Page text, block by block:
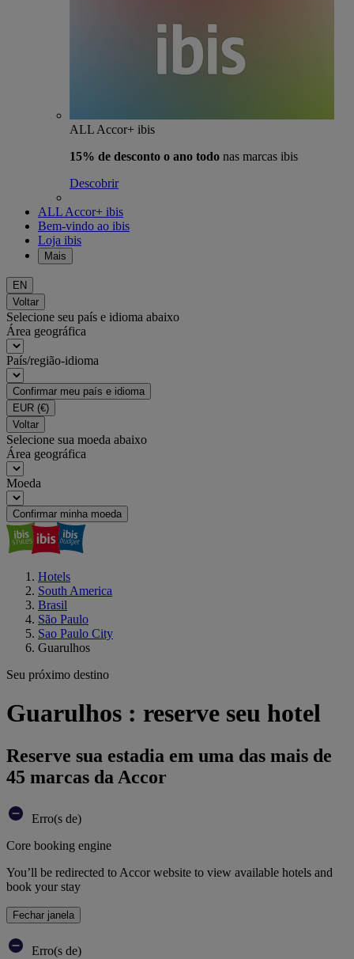
ALL Accor+ ibis
15% de desconto o ano todo nas marcas ibis
Descobrir
ALL Accor+ ibis
Bem-vindo ao ibis
Loja ibis
Mais
EN
Voltar
Selecione seu país e idioma abaixo
Área geográfica
País/região-idioma
Confirmar meu país e idioma
EUR (€)
Voltar
Selecione sua moeda abaixo
Área geográfica
Moeda
Confirmar minha moeda
Hotels
South America
Brasil
São Paulo
Sao Paulo City
Guarulhos
Seu próximo destino
Guarulhos : reserve seu hotel
Reserve sua estadia em uma das mais de
45 marcas da Accor
Erro(s de)
Core booking engine
You’ll be redirected to Accor website to view available hotels and
book your stay
Fechar janela
Erro(s de)